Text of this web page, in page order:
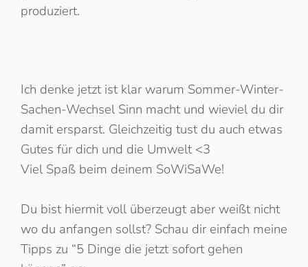
produziert.
Ich denke jetzt ist klar warum Sommer-Winter-
Sachen-Wechsel Sinn macht und wieviel du dir
damit ersparst. Gleichzeitig tust du auch etwas
Gutes für dich und die Umwelt <3
Viel Spaß beim deinem SoWiSaWe!
Du bist hiermit voll überzeugt aber weißt nicht
wo du anfangen sollst? Schau dir einfach meine
Tipps zu “5 Dinge die jetzt sofort gehen